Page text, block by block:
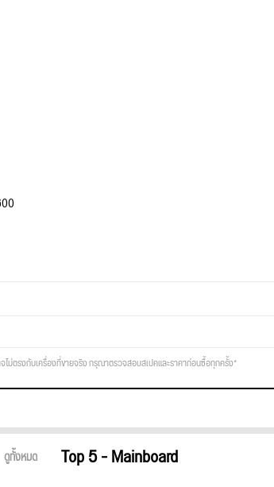
ไม่ตรงกับเครื่องที่ขายจริง กรุณาตรวจสอบสเปคและราคาก่อนซื้อทุกครั้ง*
ดูทั้งหมด Top 5 - Mainboard